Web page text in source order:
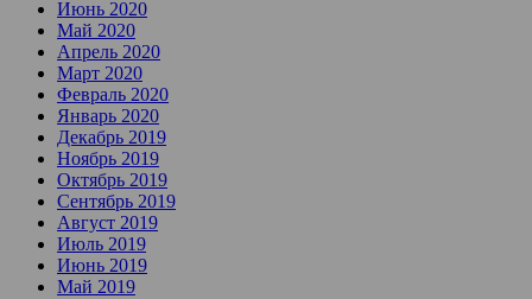
Июнь 2020
Май 2020
Апрель 2020
Март 2020
Февраль 2020
Январь 2020
Декабрь 2019
Ноябрь 2019
Октябрь 2019
Сентябрь 2019
Август 2019
Июль 2019
Июнь 2019
Май 2019